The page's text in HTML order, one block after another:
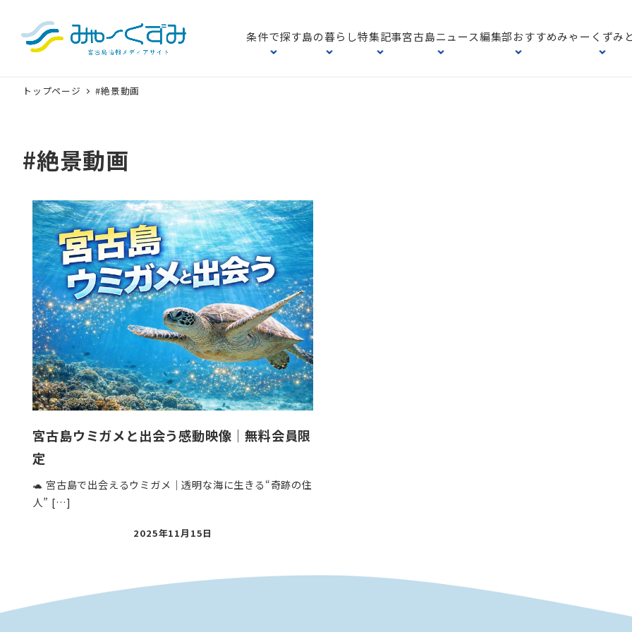
条件で探す島の暮らし特集記事宮古島ニュース編集部おすすめみゃーくずみ
トップページ #絶景動画
#絶景動画
宮古島ウミガメと出会う感動映像｜無料会員限
定
🐢 宮古島で出会えるウミガメ｜透明な海に生きる“奇跡の住
人” […]
投
2025年11月15日